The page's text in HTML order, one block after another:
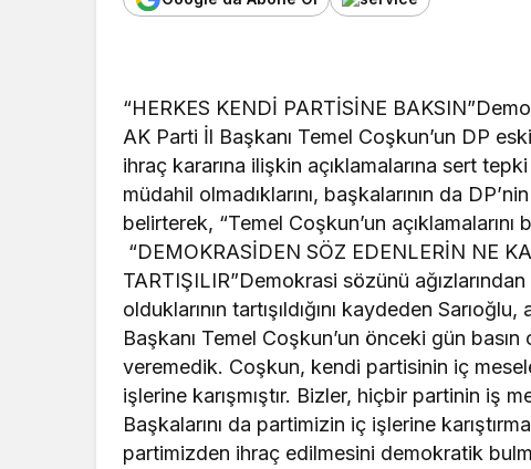
“HERKES KENDİ PARTİSİNE
AK Parti İl Başkanı Temel Coşkun’un DP
ihraç kararına ilişkin açıklamalarına sert
müdahil olmadıklarını, başkalarının da
belirterek, “Temel Coşkun’un
“DEMOKRASİDEN SÖZ EDENLERİN NE
TARTIŞILIR”Demokrasi sözünü
olduklarının tartışıldığını kaydeden
Başkanı Temel Coşkun’un önceki gün basın
veremedik. Coşkun, kendi partisinin iç
işlerine karışmıştır. Bizler, hiçbir partinin iş
Başkalarını da partimizin iç işlerine
partimizden ihraç edilmesini demokratik